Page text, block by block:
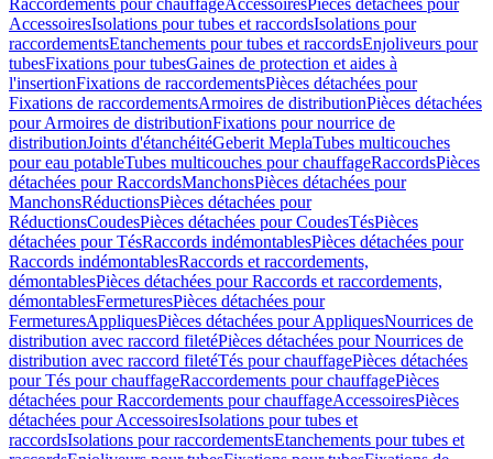
Raccordements pour chauffageAccessoiresPièces détachées pour
AccessoiresIsolations pour tubes et raccordsIsolations pour
raccordementsEtanchements pour tubes et raccordsEnjoliveurs pour
tubesFixations pour tubesGaines de protection et aides à
l'insertionFixations de raccordementsPièces détachées pour
Fixations de raccordementsArmoires de distributionPièces détachées
pour Armoires de distributionFixations pour nourrice de
distributionJoints d'étanchéitéGeberit MeplaTubes multicouches
pour eau potableTubes multicouches pour chauffageRaccordsPièces
détachées pour RaccordsManchonsPièces détachées pour
ManchonsRéductionsPièces détachées pour
RéductionsCoudesPièces détachées pour CoudesTésPièces
détachées pour TésRaccords indémontablesPièces détachées pour
Raccords indémontablesRaccords et raccordements,
démontablesPièces détachées pour Raccords et raccordements,
démontablesFermeturesPièces détachées pour
FermeturesAppliquesPièces détachées pour AppliquesNourrices de
distribution avec raccord filetéPièces détachées pour Nourrices de
distribution avec raccord filetéTés pour chauffagePièces détachées
pour Tés pour chauffageRaccordements pour chauffagePièces
détachées pour Raccordements pour chauffageAccessoiresPièces
détachées pour AccessoiresIsolations pour tubes et
raccordsIsolations pour raccordementsEtanchements pour tubes et